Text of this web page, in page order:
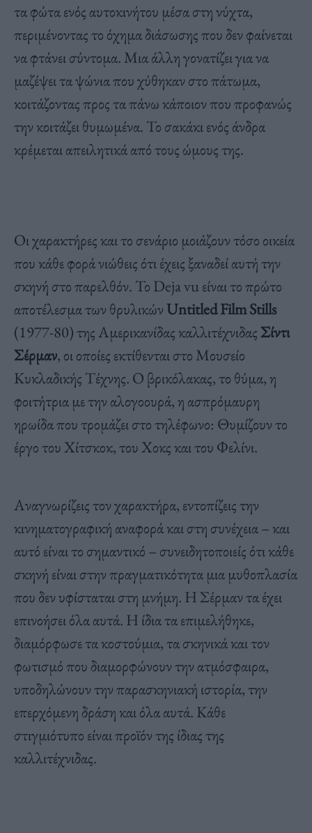
τα φώτα ενός αυτοκινήτου μέσα στη νύχτα,
περιμένοντας το όχημα διάσωσης που δεν φαίνεται
να φτάνει σύντομα. Μια άλλη γονατίζει για να
μαζέψει τα ψώνια που χύθηκαν στο πάτωμα,
κοιτάζοντας προς τα πάνω κάποιον που προφανώς
την κοιτάζει θυμωμένα. Το σακάκι ενός άνδρα
κρέμεται απειλητικά από τους ώμους της.
Οι χαρακτήρες και το σενάριο μοιάζουν τόσο οικεία
που κάθε φορά νιώθεις ότι έχεις ξαναδεί αυτή την
σκηνή στο παρελθόν. Το Deja vu είναι το πρώτο
αποτέλεσμα των θρυλικών UntitledFilmStills
(1977-80)της Αμερικανίδας καλλιτέχνιδας Σίντι
Σέρμαν, οι οποίες εκτίθενται στο Μουσείο
Κυκλαδικής Τέχνης. Ο βρικόλακας, το θύμα, η
φοιτήτρια με την αλογοουρά, η ασπρόμαυρη
ηρωίδα που τρομάζει στο τηλέφωνο: Θυμίζουν το
έργο τουΧίτσκοκ, τουΧοκςκαι του Φελίνι.
Αναγνωρίζεις τον χαρακτήρα, εντοπίζεις την
κινηματογραφική αναφορά και στη συνέχεια – και
αυτό είναι το σημαντικό – συνειδητοποιείς ότι κάθε
σκηνή είναι στην πραγματικότητα μια μυθοπλασία
που δεν υφίσταται στη μνήμη. Η Σέρμαντα έχει
επινοήσει όλα αυτά. Η ίδια τα επιμελήθηκε,
διαμόρφωσε τα κοστούμια, τα σκηνικά και τον
φωτισμό που διαμορφώνουν την ατμόσφαιρα,
υποδηλώνουν την παρασκηνιακή ιστορία, την
επερχόμενη δράση και όλα αυτά. Κάθε
στιγμιότυπο είναι προϊόν της ίδιας της
καλλιτέχνιδας.